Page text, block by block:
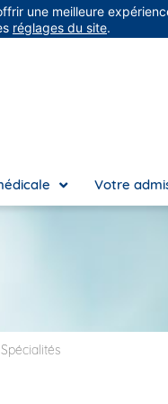
Votre
une meilleure
réglages du site.